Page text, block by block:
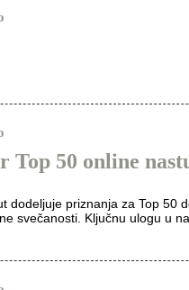
Top 50 online
dodeljuje priznanja za Top 50
svečanosti. Ključnu ulogu u